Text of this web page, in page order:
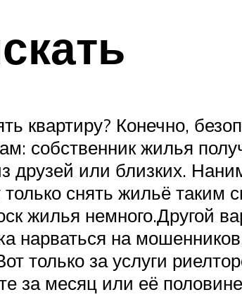
квартиру? Конечно,
собственник жилья
друзей или близких.
только снять жильё
жилья немного.Другой
нарваться на
только за услуги
за месяц или её